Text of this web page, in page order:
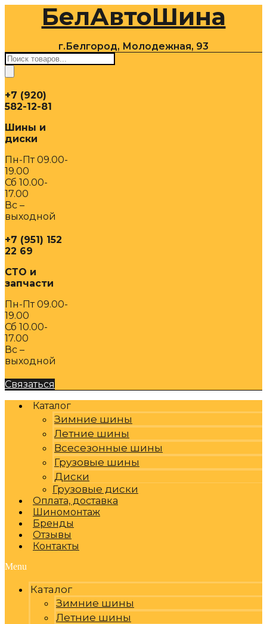
содержимомуБелАвтоШина
г.Белгород, Молодежная, 93
Поиск
товаров
+7 (920)
582-12-81
Шины и
диски
Пн-Пт 09.00-
19.00
Сб 10.00-
17.00
Вс –
выходной
+7 (951) 152
22 69
СТО и
запчасти
Пн-Пт 09.00-
19.00
Сб 10.00-
17.00
Вс –
выходной
Связаться
Каталог
Зимние шины
Летние шины
Всесезонные шины
Грузовые шины
Диски
Грузовые диски
Оплата, доставка
Шиномонтаж
Бренды
Отзывы
Контакты
Menu
Каталог
Зимние шины
Летние шины